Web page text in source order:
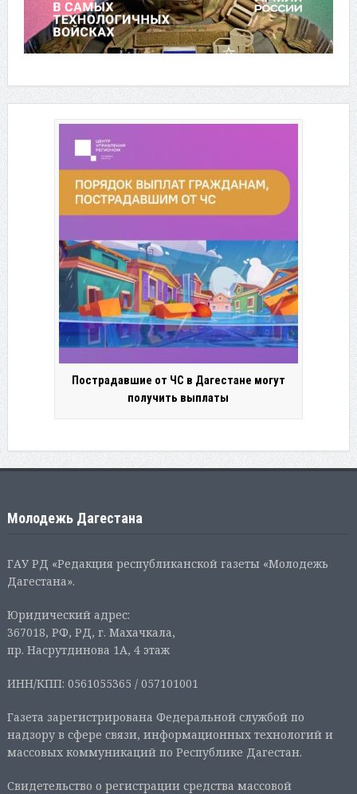
Пострадавшие от ЧС в Дагестане могут
получить выплаты
Молодежь Дагестана
ГАУ РД «Редакция республиканской газеты «Молодежь
Дагестана».
Юридический адрес:
367018, РФ, РД, г. Махачкала,
пр. Насрутдинова 1А, 4 этаж
ИНН/КПП: 0561055365 / 057101001
Газета зарегистрирована Федеральной службой по
надзору в сфере связи, информационных технологий и
массовых коммуникаций по Республике Дагестан.
Свидетельство о регистрации средства массовой